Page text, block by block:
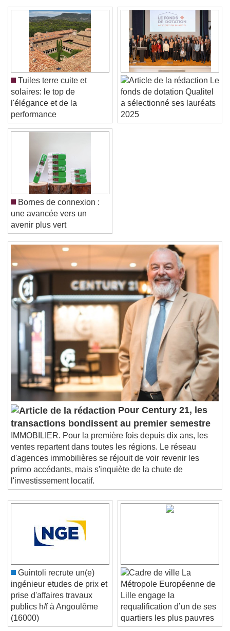
Color Opacity
Text Background
Color
Caption Area Background
Color
Font Size
Text Edge Style
Font Family
Reset
Done
Close Modal Dialog
End of dialog window.
Tuiles terre cuite et
solaires: le top de
l'élégance et de la
performance
Le
fonds de dotation Qualitel
a sélectionné ses lauréats
2025
Bornes de connexion :
une avancée vers un
avenir plus vert
Pour Century 21, les
transactions bondissent au premier semestre
IMMOBILIER. Pour la première fois depuis dix ans, les
ventes repartent dans toutes les régions. Le réseau
d'agences immobilières se réjouit de voir revenir les
primo accédants, mais s'inquiète de la chute de
l'investissement locatif.
Guintoli recrute un(e)
ingénieur etudes de prix et
prise d'affaires travaux
publics h/f à Angoulême
(16000)
La
Métropole Européenne de
Lille engage la
requalification d’un de ses
quartiers les plus pauvres